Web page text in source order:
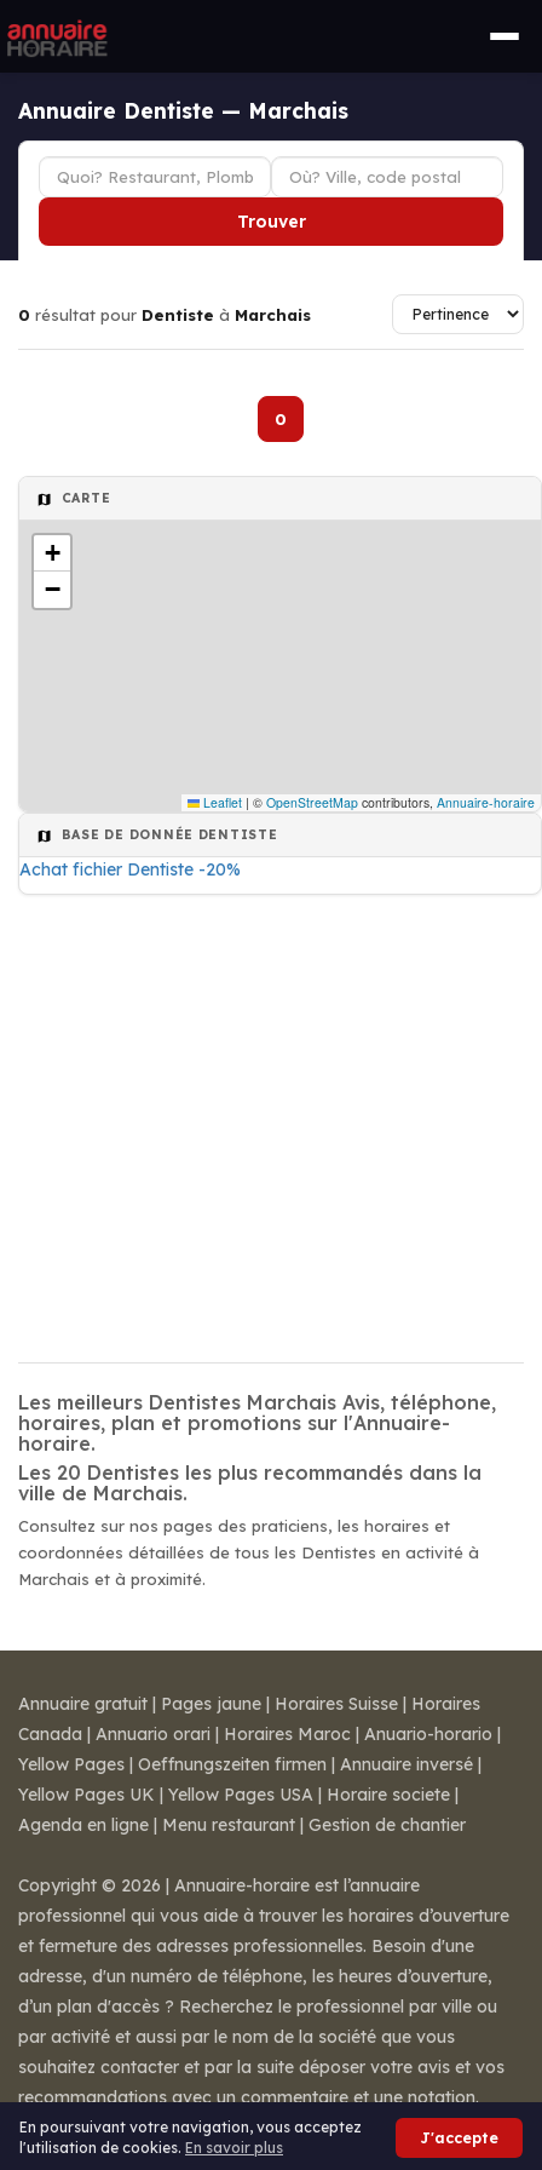
Annuaire Dentiste — Marchais
Trouver
0 résultat pour Dentiste à Marchais
0
CARTE
+
−
Leaflet | © OpenStreetMap contributors, Annuaire-horaire
BASE DE DONNÉE DENTISTE
Achat fichier Dentiste -20%
Les meilleurs Dentistes Marchais Avis, téléphone,
horaires, plan et promotions sur l'Annuaire-
horaire.
Les 20 Dentistes les plus recommandés dans la
ville de Marchais.
Consultez sur nos pages des praticiens, les horaires et
coordonnées détaillées de tous les Dentistes en activité à
Marchais et à proximité.
En poursuivant votre navigation, vous acceptez
l'utilisation de cookies. En savoir plus
J'accepte
Annuaire gratuit | Pages jaune | Horaires Suisse | Horaires
Canada | Annuario orari | Horaires Maroc | Anuario-horario |
Yellow Pages | Oeffnungszeiten firmen | Annuaire inversé |
Yellow Pages UK | Yellow Pages USA | Horaire societe |
Agenda en ligne | Menu restaurant | Gestion de chantier
Copyright © 2026 | Annuaire-horaire est l’annuaire
professionnel qui vous aide à trouver les horaires d’ouverture
et fermeture des adresses professionnelles. Besoin d'une
adresse, d'un numéro de téléphone, les heures d’ouverture,
d’un plan d'accès ? Recherchez le professionnel par ville ou
par activité et aussi par le nom de la société que vous
souhaitez contacter et par la suite déposer votre avis et vos
recommandations avec un commentaire et une notation.
Mentions légales-Conditions de ventes-Contact